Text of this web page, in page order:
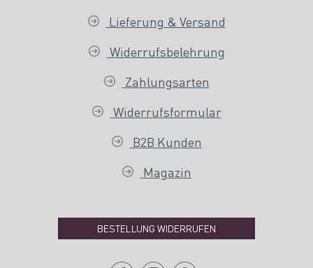
Lieferung & Versand
Widerrufsbelehrung
Zahlungsarten
Widerrufsformular
B2B Kunden
Magazin
BESTELLUNG WIDERRUFEN